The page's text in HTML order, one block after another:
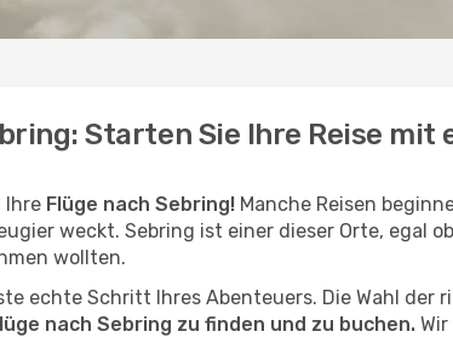
Starten Sie Ihre Reise mit
Ihre Flüge nach Sebring! Manche Reisen
weckt. Sebring ist einer dieser Orte, egal
wollten.
echte Schritt Ihres Abenteuers. Die Wahl der
nach Sebring zu finden und zu buchen.